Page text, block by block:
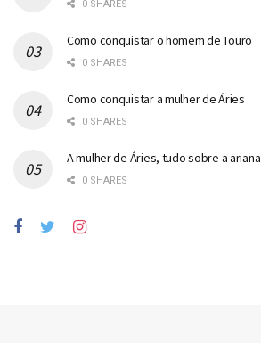
0 SHARES
Como conquistar o homem de Touro
0 SHARES
Como conquistar a mulher de Áries
0 SHARES
A mulher de Áries, tudo sobre a ariana
0 SHARES